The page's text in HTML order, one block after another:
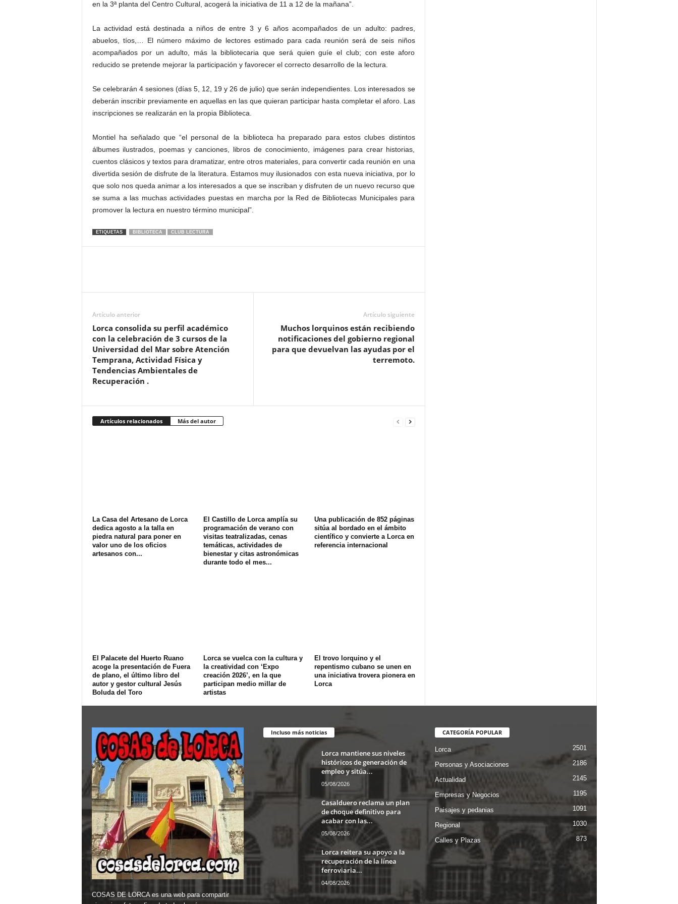
en la 3ª planta del Centro Cultural, acogerá la iniciativa de 11 a 12 de la mañana”.
La actividad está destinada a niños de entre 3 y 6 años acompañados de un adulto: padres,
abuelos, tíos,… El número máximo de lectores estimado para cada reunión será de seis niños
acompañados por un adulto, más la bibliotecaria que será quien guíe el club; con este aforo
reducido se pretende mejorar la participación y favorecer el correcto desarrollo de la lectura.
Se celebrarán 4 sesiones (días 5, 12, 19 y 26 de julio) que serán independientes. Los interesados se
deberán inscribir previamente en aquellas en las que quieran participar hasta completar el aforo. Las
inscripciones se realizarán en la propia Biblioteca.
Montiel ha señalado que “el personal de la biblioteca ha preparado para estos clubes distintos
álbumes ilustrados, poemas y canciones, libros de conocimiento, imágenes para crear historias,
cuentos clásicos y textos para dramatizar, entre otros materiales, para convertir cada reunión en una
divertida sesión de disfrute de la literatura. Estamos muy ilusionados con esta nueva iniciativa, por lo
que solo nos queda animar a los interesados a que se inscriban y disfruten de un nuevo recurso que
se suma a las muchas actividades puestas en marcha por la Red de Bibliotecas Municipales para
promover la lectura en nuestro término municipal”.
ETIQUETAS BIBLIOTECA CLUB LECTURA
Artículo anterior
Lorca consolida su perfil académico
con la celebración de 3 cursos de la
Universidad del Mar sobre Atención
Temprana, Actividad Física y
Tendencias Ambientales de
Recuperación .
Artículo siguiente
Muchos lorquinos están recibiendo
notificaciones del gobierno regional
para que devuelvan las ayudas por el
terremoto.
Artículos relacionados Más del autor
La Casa del Artesano de Lorca
dedica agosto a la talla en
piedra natural para poner en
valor uno de los oficios
artesanos con...
El Castillo de Lorca amplía su
programación de verano con
visitas teatralizadas, cenas
temáticas, actividades de
bienestar y citas astronómicas
durante todo el mes...
Una publicación de 852 páginas
sitúa al bordado en el ámbito
científico y convierte a Lorca en
referencia internacional
El Palacete del Huerto Ruano
acoge la presentación de Fuera
de plano, el último libro del
autor y gestor cultural Jesús
Boluda del Toro
Lorca se vuelca con la cultura y
la creatividad con ‘Expo
creación 2026’, en la que
participan medio millar de
artistas
El trovo lorquino y el
repentismo cubano se unen en
una iniciativa trovera pionera en
Lorca
COSAS DE LORCA es una web para compartir
Incluso más noticias
Lorca mantiene sus niveles
históricos de generación de
empleo y sitúa...
05/08/2026
Casalduero reclama un plan
de choque definitivo para
acabar con las...
05/08/2026
Lorca reitera su apoyo a la
recuperación de la línea
ferroviaria...
04/08/2026
CATEGORÍA POPULAR
Lorca 2501
Personas y Asociaciones 2186
Actualidad 2145
Empresas y Negocios 1195
Paisajes y pedanias 1091
Regional 1030
Calles y Plazas 873